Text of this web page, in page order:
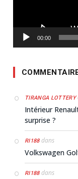
00:00
TIRANGA LOTTERY
Intérieur
surprise ?
RI188dans
Volkswagen
RI188dans